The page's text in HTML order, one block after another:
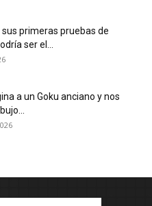
primeras pruebas de
ser el...
a un Goku anciano y nos